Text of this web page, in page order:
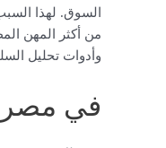
السوق. لهذا
من أكثر المهن
وأدوات تحليل
في